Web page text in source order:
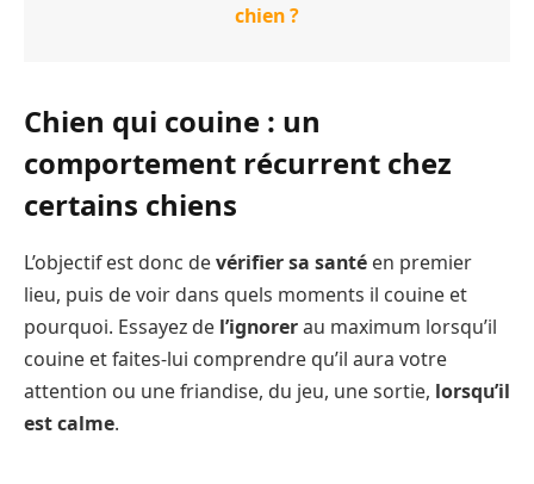
chien ?
Chien qui couine : un
comportement récurrent chez
certains chiens
L’objectif est donc devérifier sa santé en premier
lieu, puis de voir dans quels moments il couine et
pourquoi. Essayez de l’ignorerau maximum lorsqu’il
couine et faites-lui comprendre qu’il aura votre
attention ou une friandise, du jeu, une sortie, lorsqu’il
est calme.